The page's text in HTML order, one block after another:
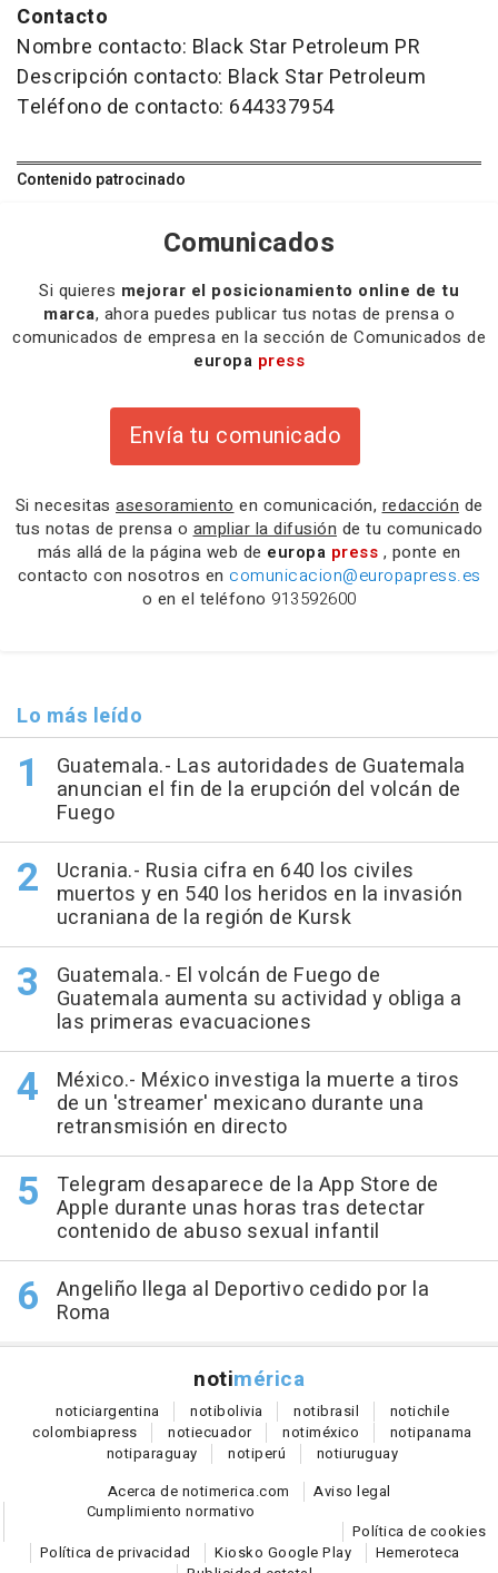
Contacto
Nombre contacto: Black Star Petroleum PR
Descripción contacto: Black Star Petroleum
Teléfono de contacto: 644337954
Contenido patrocinado
Comunicados
Si quieres mejorar el posicionamiento online de tu
marca, ahora puedes publicar tus notas de prensa o
comunicados de empresa en la sección de Comunicados de
europa press
Envía tu comunicado
Si necesitas asesoramiento en comunicación, redacción de
tus notas de prensa o ampliar la difusión de tu comunicado
más allá de la página web de europa press , ponte en
contacto con nosotros en comunicacion@europapress.es
o en el teléfono 913592600
Lo más leído
Guatemala.- Las autoridades de Guatemala
anuncian el fin de la erupción del volcán de
Fuego
Ucrania.- Rusia cifra en 640 los civiles
muertos y en 540 los heridos en la invasión
ucraniana de la región de Kursk
Guatemala.- El volcán de Fuego de
Guatemala aumenta su actividad y obliga a
las primeras evacuaciones
México.- México investiga la muerte a tiros
de un 'streamer' mexicano durante una
retransmisión en directo
Telegram desaparece de la App Store de
Apple durante unas horas tras detectar
contenido de abuso sexual infantil
Angeliño llega al Deportivo cedido por la
Roma
notimérica
noticiargentina notibolivia notibrasil notichile
colombiapress notiecuador notiméxico notipanama
notiparaguay notiperú notiuruguay
Acerca de notimerica.com
Aviso legal
Cumplimiento normativo
Política de cookies
Política de privacidad
Kiosko Google Play
Hemeroteca